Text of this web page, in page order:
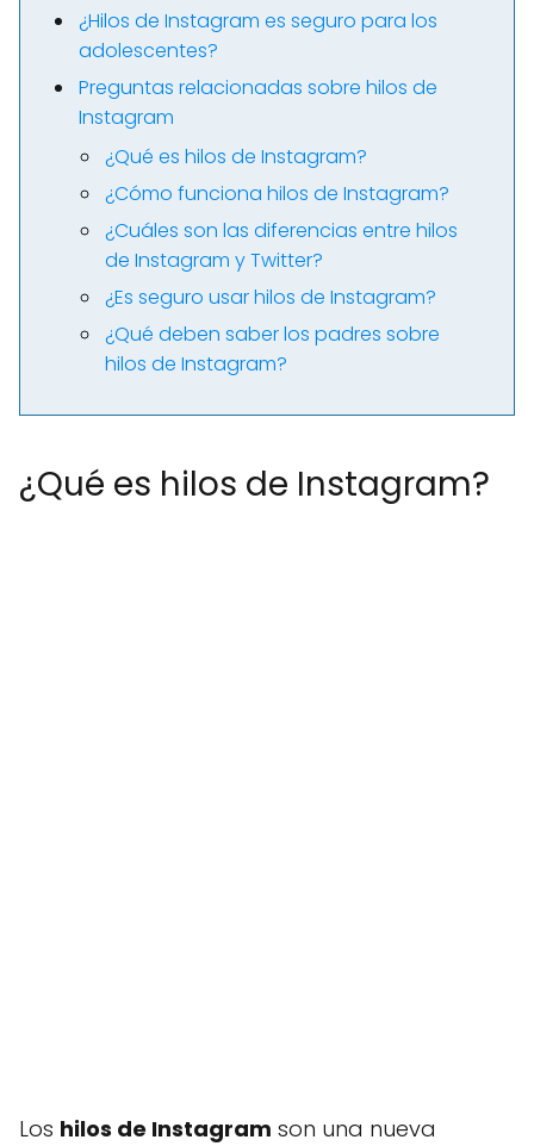
¿Hilos de Instagram es seguro para los
adolescentes?
Preguntas relacionadas sobre hilos de
Instagram
¿Qué es hilos de Instagram?
¿Cómo funciona hilos de Instagram?
¿Cuáles son las diferencias entre hilos
de Instagram y Twitter?
¿Es seguro usar hilos de Instagram?
¿Qué deben saber los padres sobre
hilos de Instagram?
¿Qué es hilos de Instagram?
Los hilos de Instagram son una nueva